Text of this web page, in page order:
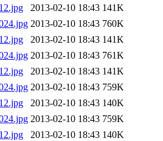
2013-02-10 18:43 141K
2013-02-10 18:43 760K
2013-02-10 18:43 141K
2013-02-10 18:43 761K
2013-02-10 18:43 141K
2013-02-10 18:43 759K
2013-02-10 18:43 140K
2013-02-10 18:43 759K
2013-02-10 18:43 140K